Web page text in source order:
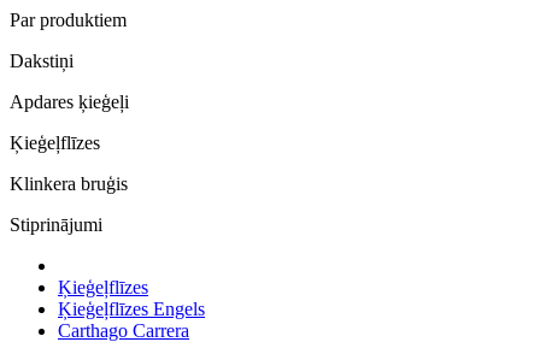
Par produktiem
Dakstiņi
Apdares ķieģeļi
Ķieģeļflīzes
Klinkera bruģis
Stiprinājumi
Ķieģeļflīzes
Ķieģeļflīzes Engels
Carthago Сarrera